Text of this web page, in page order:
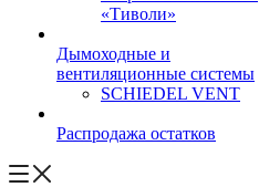
«Тиволи»
Дымоходные и
вентиляционные системы
SCHIEDEL VENT
Распродажа остатков